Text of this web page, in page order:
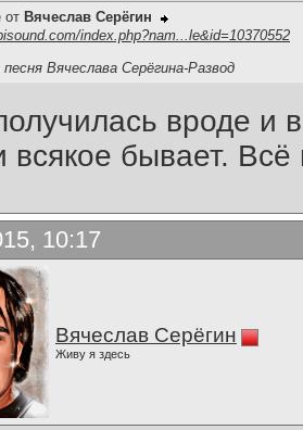
от Вячеслав Серёгин
index.php?nam...le&id=10370552
Вячеслава Серёгина-Развод
вроде и
всякое бывает.
10:17
Вячеслав Серёгин
Живу я здесь